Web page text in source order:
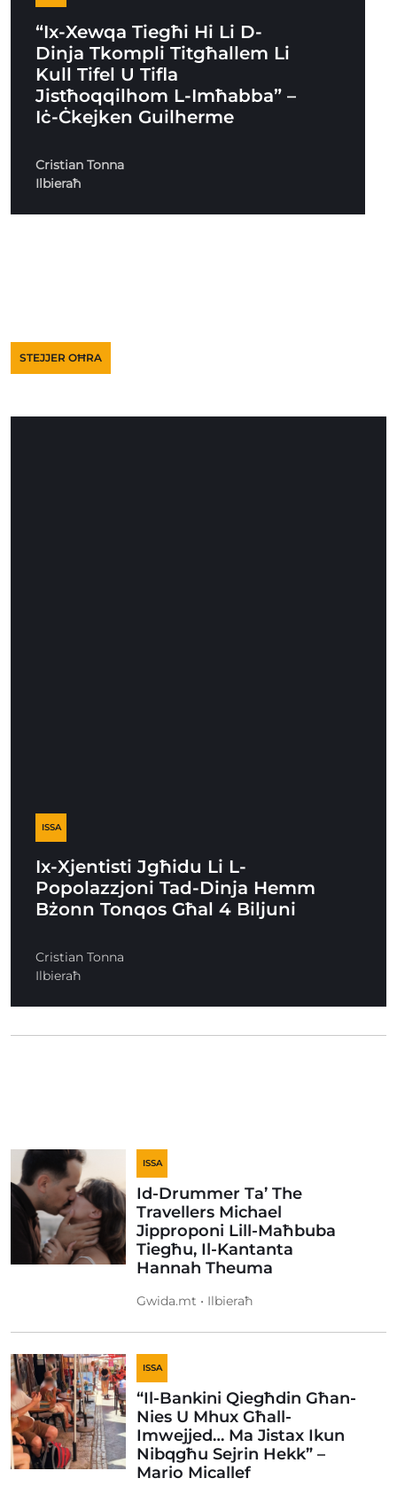
“Ix-Xewqa Tiegħi Hi Li D-
Dinja Tkompli Titgħallem Li
Kull Tifel U Tifla
Jistħoqqilhom L-Imħabba” –
Iċ-Ċkejken Guilherme
Cristian Tonna
Ilbieraħ
STEJJER OĦRA
ISSA
Ix-Xjentisti Jgħidu Li L-
Popolazzjoni Tad-Dinja Hemm
Bżonn Tonqos Għal 4 Biljuni
Cristian Tonna
Ilbieraħ
ISSA
Id-Drummer Ta’ The
Travellers Michael
Jipproponi Lill-Maħbuba
Tiegħu, Il-Kantanta
Hannah Theuma
Gwida.mt • Ilbieraħ
ISSA
“Il-Bankini Qiegħdin Għan-
Nies U Mhux Għall-
Imwejjed… Ma Jistax Ikun
Nibqgħu Sejrin Hekk” –
Mario Micallef